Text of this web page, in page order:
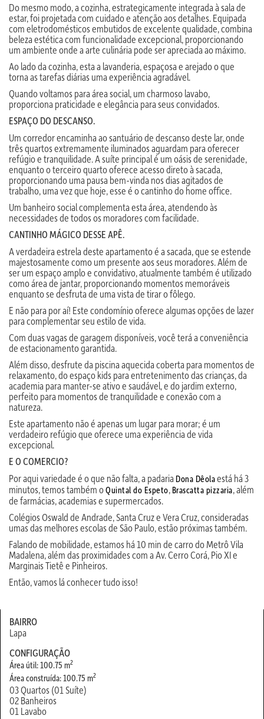
Do mesmo modo, a cozinha, estrategicamente integrada à sala de
estar, foi projetada com cuidado e atenção aos detalhes. Equipada
com eletrodomésticos embutidos de excelente qualidade, combina
beleza estética com funcionalidade excepcional, proporcionando
um ambiente onde a arte culinária pode ser apreciada ao máximo.
Ao lado da cozinha, esta a lavanderia, espaçosa e arejado o que
torna as tarefas diárias uma experiência agradável.
Quando voltamos para área social, um charmoso lavabo,
proporciona praticidade e elegância para seus convidados.
ESPAÇO DO DESCANSO.
Um corredor encaminha ao santuário de descanso deste lar, onde
três quartos extremamente iluminados aguardam para oferecer
refúgio e tranquilidade. A suíte principal é um oásis de serenidade,
enquanto o terceiro quarto oferece acesso direto à sacada,
proporcionando uma pausa bem-vinda nos dias agitados de
trabalho, uma vez que hoje, esse é o cantinho do home office.
Um banheiro social complementa esta área, atendendo às
necessidades de todos os moradores com facilidade.
CANTINHO MÁGICO DESSE APÊ.
A verdadeira estrela deste apartamento é a sacada, que se estende
majestosamente como um presente aos seus moradores. Além de
ser um espaço amplo e convidativo, atualmente também é utilizado
como área de jantar, proporcionando momentos memoráveis
enquanto se desfruta de uma vista de tirar o fôlego.
E não para por aí! Este condomínio oferece algumas opções de lazer
para complementar seu estilo de vida.
Com duas vagas de garagem disponíveis, você terá a conveniência
de estacionamento garantida.
Além disso, desfrute da piscina aquecida coberta para momentos de
relaxamento, do espaço kids para entretenimento das crianças, da
academia para manter-se ativo e saudável, e do jardim externo,
perfeito para momentos de tranquilidade e conexão com a
natureza.
Este apartamento não é apenas um lugar para morar; é um
verdadeiro refúgio que oferece uma experiência de vida
excepcional.
E O COMERCIO?
Por aqui variedade é o que não falta, a padaria Dona Dêolaestá há 3
minutos, temos também oQuintal do Espeto, Brascatta pizzaria, além
de farmácias, academias e supermercados.
Colégios Oswald de Andrade, Santa Cruz e Vera Cruz, consideradas
umas das melhores escolas de São Paulo, estão próximas também.
Falando de mobilidade, estamos há 10 min de carro do Metrô Vila
Madalena, além das proximidades com a Av. Cerro Corá, Pio XI e
Marginais Tietê e Pinheiros.
Então, vamos lá conhecer tudo isso!
BAIRRO
Lapa
CONFIGURAÇÃO
Área útil: 100.75 m2
Área construída: 100.75 m2
03 Quartos (01 Suíte)
02 Banheiros
01 Lavabo